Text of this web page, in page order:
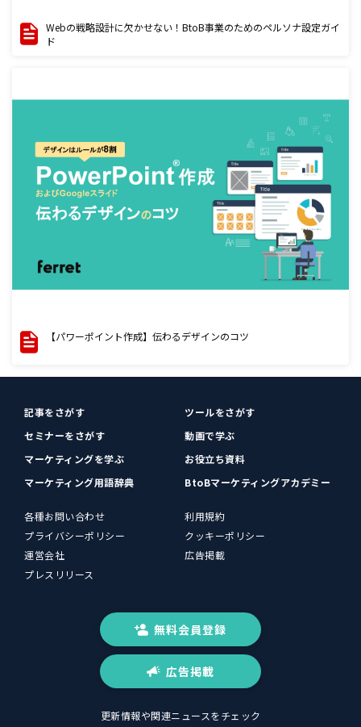
Webの戦略設計に欠かせない！BtoB事業のためのペルソナ設定ガイ
ド
【パワーポイント作成】伝わるデザインのコツ
記事をさがす
ツールをさがす
セミナーをさがす
動画で学ぶ
マーケティングを学ぶ
お役立ち資料
マーケティング用語辞典
BtoBマーケティングアカデミー
各種お問い合わせ
利用規約
プライバシーポリシー
クッキーポリシー
運営会社
広告掲載
プレスリリース
無料会員登録
広告掲載
更新情報や関連ニュースをチェック